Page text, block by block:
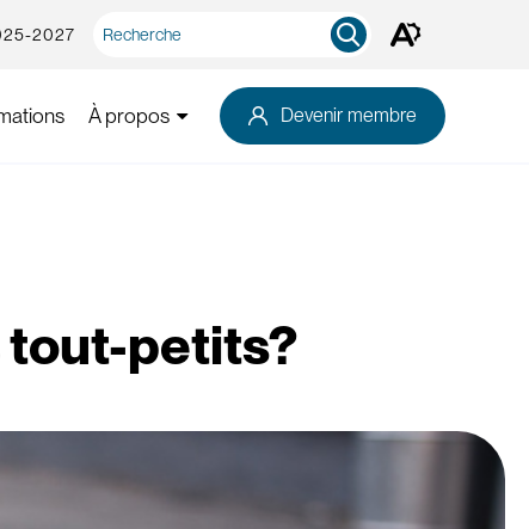
2027
rapide
Ouvrez
d'outils
d'accessibilité.
À propos Devenir membre
tout-petits?